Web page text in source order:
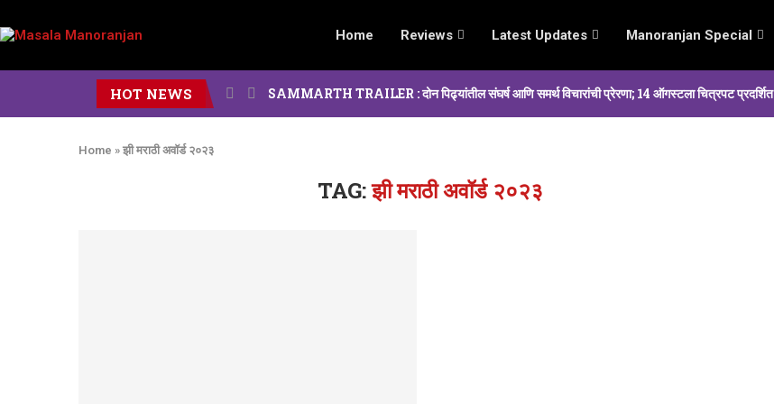
Home Reviews Latest Updates Manoranjan Special
HOT NEWS SAMMARTH TRAILER : दोन पिढ्यांतील संघर्ष आणि समर्थ विचारांची प्रेरणा; 14 ऑगस्टला चित्रपट प्रदर्शित
Home » झी मराठी अवॉर्ड २०२३
TAG:झी मराठी अवॉर्ड २०२३